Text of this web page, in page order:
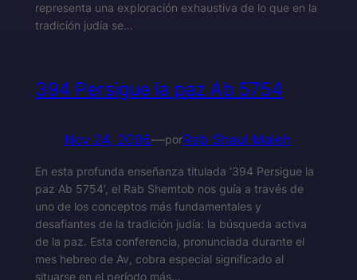
representa una exploración exhaustiva de lo que en la
tradición judía se…
394 Persigue la paz Ab 5754
Nov 24, 2006—porRab Shaul Maleh
En esta profunda enseñanza titulada ‘394 Persigue la
paz Ab 5754’, el Rab Shemtob nos guía a través de
uno de los conceptos más fundamentales y
desafiantes de la tradición judía: la búsqueda activa
de la paz. Esta conferencia, pronunciada durante el
mes hebreo de Av, cobra especial significado al
situarse en el período más…